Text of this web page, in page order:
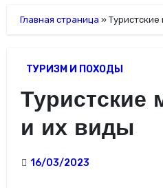
Главная страница »
ТУРИЗМ И ПОХОДЫ
Туристские
и их виды
16/03/2023